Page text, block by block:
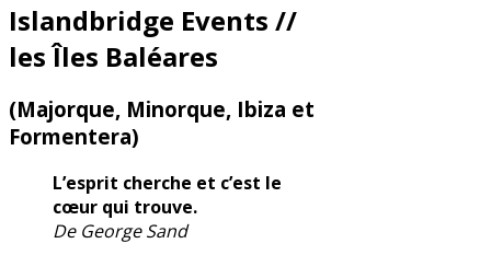
Islandbridge Events //
les Îles Baléares
(Majorque, Minorque, Ibiza et
Formentera)
L’esprit cherche et c’est le
cœur qui trouve.
De George Sand